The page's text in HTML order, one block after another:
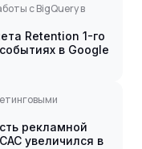
с BigQuery в
Retention 1-го
в Google
рекламной
увеличился в